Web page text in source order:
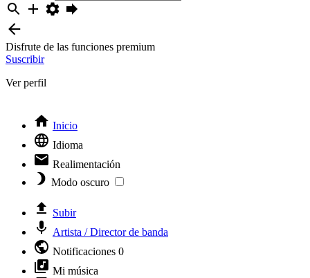
Disfrute de las funciones premium
Suscribir
Ver perfil
Inicio
Idioma
Realimentación
Modo oscuro
Subir
Artista / Director de banda
Notificaciones 0
Mi música